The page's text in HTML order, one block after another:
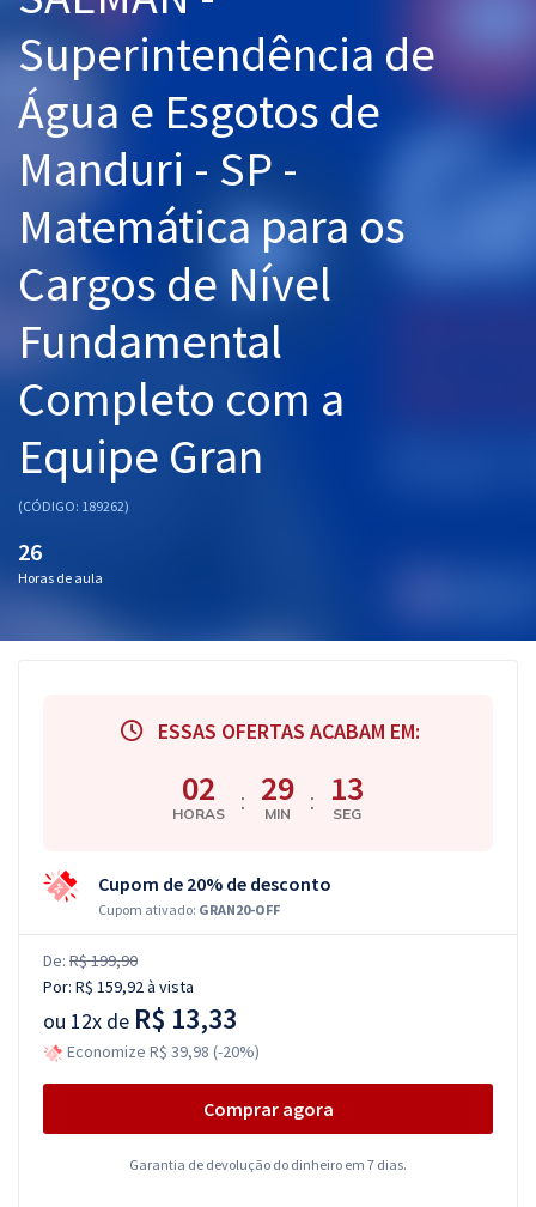
Graduação
OAB
Mentorias
Questões grátis
Conteúdo gratuito
Blog
Aprovados
Atendimento
Superintendência de
Água e Esgotos de
Manduri - SP -
Matemática para os
Cargos de Nível
Fundamental
Completo com a
Equipe Gran
(CÓDIGO: 189262)
26
Horas de aula
ESSAS OFERTAS ACABAM EM:
02
HORAS : 29
MIN : 12
SEG
Cupom de 20% de desconto
Cupom ativado: GRAN20-OFF
De: R$ 199,90
Por: R$ 159,92à vista
ou 12x de R$ 13,33
Economize R$ 39,98 (-20%)
Comprar agora
Garantia de devolução do dinheiro em 7 dias.